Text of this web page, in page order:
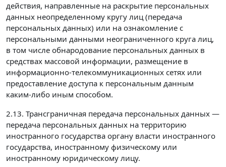
действия, направленные на раскрытие персональных
данных неопределенному кругу лиц (передача
персональных данных) или на ознакомление с
персональными данными неограниченного круга лиц,
в том числе обнародование персональных данных в
средствах массовой информации, размещение в
информационно-телекоммуникационных сетях или
предоставление доступа к персональным данным
каким-либо иным способом.
2.13. Трансграничная передача персональных данных —
передача персональных данных на территорию
иностранного государства органу власти иностранного
государства, иностранному физическому или
иностранному юридическому лицу.